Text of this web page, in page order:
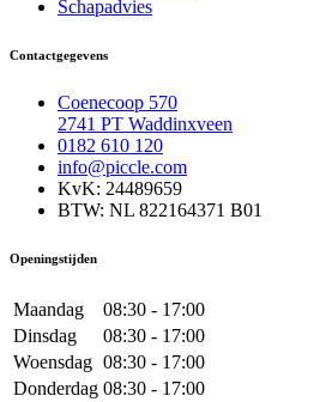
Schapadvies
Contactgegevens
Coenecoop 570
2741 PT Waddinxveen
0182 610 120
info@piccle.com
KvK: 24489659
BTW: NL 822164371 B01
Openingstijden
Maandag
08:30 - 17:00
Dinsdag
08:30 - 17:00
Woensdag 08:30 - 17:00
Donderdag 08:30 - 17:00